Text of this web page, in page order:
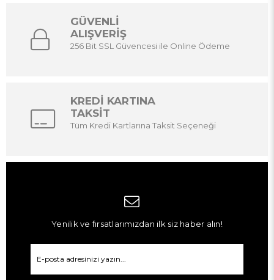
GÜVENLİ
ALIŞVERİŞ
256 Bit SSL Güvencesi ile Online Ödeme
KREDİ KARTINA
TAKSİT
Tüm Kredi Kartlarına Taksit Seçeneği
Yenilik ve fırsatlarımızdan ilk siz haber alın!